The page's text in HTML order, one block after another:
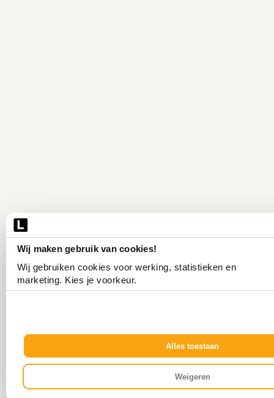
Wij maken gebruik van cookies!
Wij gebruiken cookies voor werking, statistieken en
marketing. Kies je voorkeur.
Alles toestaan
Weigeren